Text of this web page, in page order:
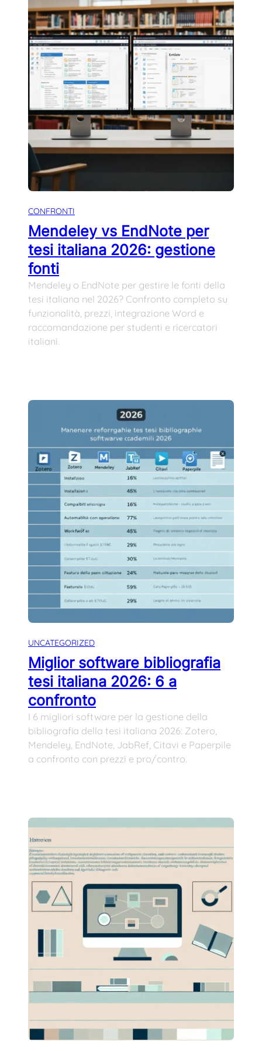
CONFRONTI
Mendeley vs EndNote per
tesi italiana 2026: gestione
fonti
Mendeley o EndNote per gestire le fonti della
tesi italiana nel 2026? Confronto completo su
funzionalità, prezzi, integrazione Word e
raccomandazione per studenti e ricercatori
italiani.
UNCATEGORIZED
Miglior software bibliografia
tesi italiana 2026: 6 a
confronto
I 6 migliori software per la gestione della
bibliografia della tesi italiana 2026: Zotero,
Mendeley, EndNote, JabRef, Citavi e Paperpile
a confronto con prezzi e pro/contro.